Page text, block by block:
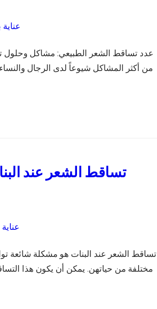
عناية
عدد تساقط الشعر الطبيعي: مشاكل وحلول
من أكثر المشاكل شيوعاً لدى الرجال
تساقط الشعر عند
تساقط الشعر عند البنات هو مشكلة شائعة
مختلفة من حياتهن. يمكن أن يكون هذا